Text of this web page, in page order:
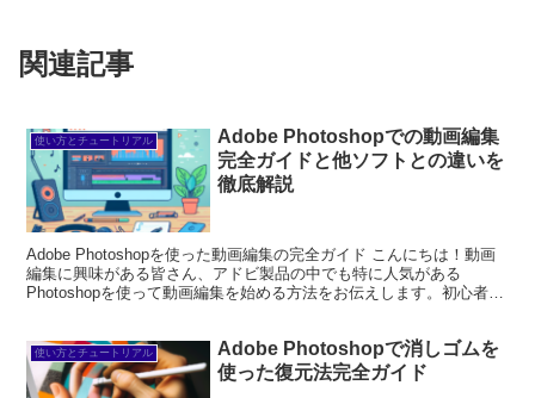
関連記事
使い方とチュートリアル
Adobe Photoshopでの動画編集
完全ガイドと他ソフトとの違いを
徹底解説
Adobe Photoshopを使った動画編集の完全ガイド こんにちは！動画
編集に興味がある皆さん、アドビ製品の中でも特に人気がある
Photoshopを使って動画編集を始める方法をお伝えします。初心者の
使い方とチュートリアル
Adobe Photoshopで消しゴムを
使った復元法完全ガイド